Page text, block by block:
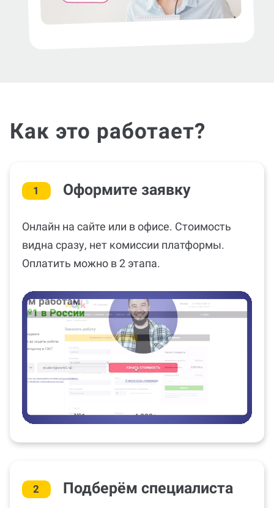
Как это работает?
1 Оформите заявку
Онлайн на сайте или в офисе. Стоимость
видна сразу, нет комиссии платформы.
Оплатить можно в 2 этапа.
2 Подберём специалиста